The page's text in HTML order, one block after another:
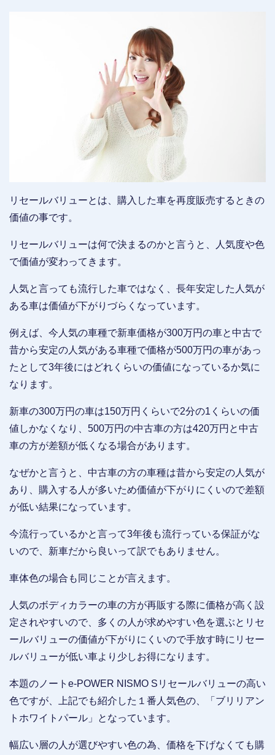
リセールバリューとは、購入した車を再度販売するときの
価値の事です。
リセールバリューは何で決まるのかと言うと、人気度や色
で価値が変わってきます。
人気と言っても流行した車ではなく、長年安定した人気が
ある車は価値が下がりづらくなっています。
例えば、今人気の車種で新車価格が300万円の車と中古で
昔から安定の人気がある車種で価格が500万円の車があっ
たとして3年後にはどれくらいの価値になっているか気に
なります。
新車の300万円の車は150万円くらいで2分の1くらいの価
値しかなくなり、500万円の中古車の方は420万円と中古
車の方が差額が低くなる場合があります。
なぜかと言うと、中古車の方の車種は昔から安定の人気が
あり、購入する人が多いため価値が下がりにくいので差額
が低い結果になっています。
今流行っているかと言って3年後も流行っている保証がな
いので、新車だから良いって訳でもありません。
車体色の場合も同じことが言えます。
人気のボディカラーの車の方が再販する際に価格が高く設
定されやすいので、多くの人が求めやすい色を選ぶとリセ
ールバリューの価値が下がりにくいので手放す時にリセー
ルバリューが低い車より少しお得になります。
本題のノートe-POWER NISMO Sリセールバリューの高い
色ですが、上記でも紹介した１番人気色の、「ブリリアン
トホワイトパール」となっています。
幅広い層の人が選びやすい色の為、価格を下げなくても購